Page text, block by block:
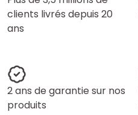
clients livrés depuis 20
ans
2 ans de garantie sur nos
produits